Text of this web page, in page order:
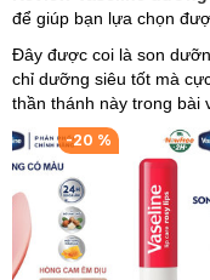
để giúp bạn lựa chọn
Đây được coi là son
chỉ dưỡng siêu tốt mà
thần thánh này trong bài
-20 %